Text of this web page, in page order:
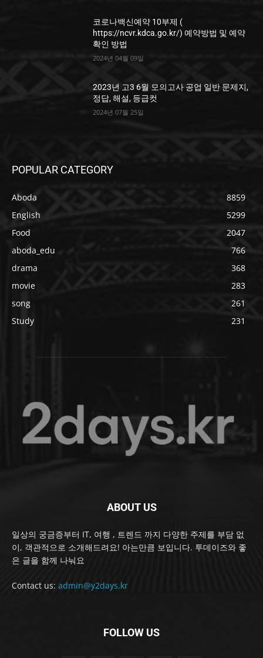
코로나백신예약 10부제 (
https://ncvr.kdca.go.kr/) 예약방법 및 예약
확인 방법
2024년 04월 09일
2023년 고3 6월 모의고사 공업 일반 문제지,
정답, 해설, 등급컷
2024년 07월 25일
POPULAR CATEGORY
Aboda
8859
English
5299
Food
2047
aboda_edu
766
drama
368
movie
283
song
261
Study
231
ABOUT US
일상의 궁금증부터 IT, 여행 , 트렌드 까지 다양한 주제를 부담 없
이, 객관적으로 소개해드려요! 아는만큼 보입니다. 투데이즈와 좋
은 글을 함께 나눠요
Contact us: admin@y2days.kr
FOLLOW US